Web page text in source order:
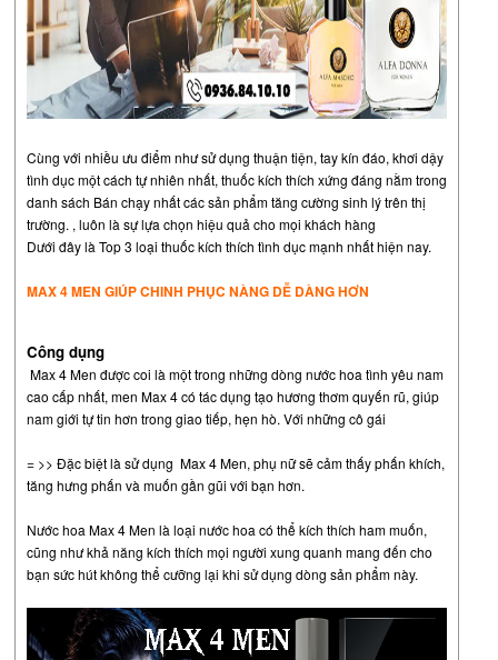
Cùng với nhiều ưu điểm như sử dụng thuận tiện, tay kín đáo, khơi dậy
tình dục một cách tự nhiên nhất, thuốc kích thích xứng đáng nằm trong
danh sách Bán chạy nhất các sản phẩm tăng cường sinh lý trên thị
trường. , luôn là sự lựa chọn hiệu quả cho mọi khách hàng
Dưới đây là Top 3 loại thuốc kích thích tình dục mạnh nhất hiện nay.
MAX 4 MEN GIÚP CHINH PHỤC NÀNG DỄ DÀNG HƠN
Công dụng
Max 4Men được coi là một trong những dòng nước hoa tình yêu nam
cao cấp nhất, men Max 4 có tác dụng tạo hương thơm quyến rũ, giúp
nam giới tự tin hơn trong giao tiếp, hẹn hò. Với những cô gái
= >> Đặc biệt là sử dụng Max 4 Men, phụ nữ sẽ cảm thấy phấn khích,
tăng hưng phấn và muốn gần gũi với bạn hơn.
Nước hoa Max 4 Men là loại nước hoa có thể kích thích ham muốn,
cũng như khả năng kích thích mọi người xung quanh mang đến cho
bạn sức hút không thể cưỡng lại khi sử dụng dòng sản phẩm này.